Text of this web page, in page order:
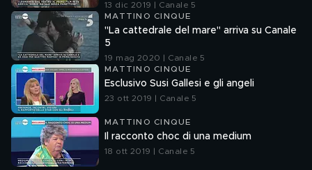
13 dic 2019 | Canale 5
MATTINO CINQUE
"La cattedrale del mare" arriva su Canale
5
19 mag 2020 | Canale 5
MATTINO CINQUE
Esclusivo Susi Gallesi e gli angeli
23 ott 2019 | Canale 5
MATTINO CINQUE
Il racconto choc di una medium
18 ott 2019 | Canale 5